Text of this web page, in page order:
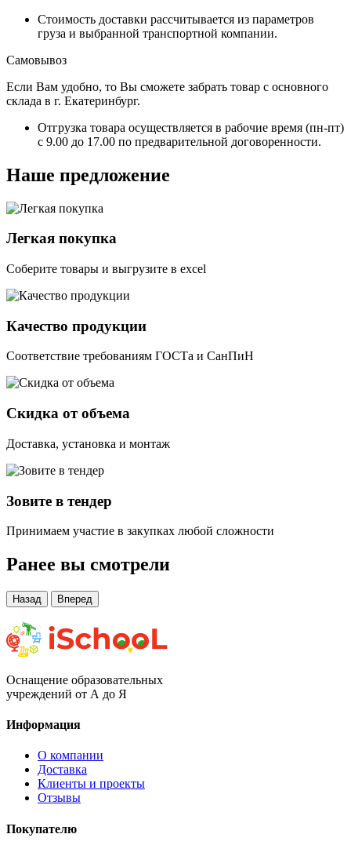
Стоимость доставки рассчитывается из параметров
груза и выбранной транспортной компании.
Самовывоз
Если Вам удобно, то Вы сможете забрать товар с основного
склада в г. Екатеринбург.
Отгрузка товара осуществляется в рабочие время (пн-пт)
с 9.00 до 17.00 по предварительной договоренности.
Наше предложение
Легкая покупка
Соберите товары и выгрузите в excel
Качество продукции
Соответствие требованиям ГОСТа и СанПиН
Скидка от объема
Доставка, установка и монтаж
Зовите в тендер
Принимаем участие в закупках любой сложности
Ранее вы смотрели
Назад Вперед
Оснащение образовательных
учреждений от А до Я
Информация
О компании
Доставка
Клиенты и проекты
Отзывы
Покупателю